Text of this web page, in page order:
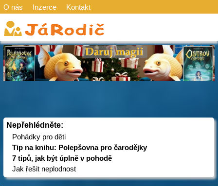
O nás Inzerce Kontakt
Nepřehlédněte:
Pohádky pro děti
Tip na knihu: Polepšovna pro čarodějky
7 tipů, jak být úplně v pohodě
Jak řešit neplodnost